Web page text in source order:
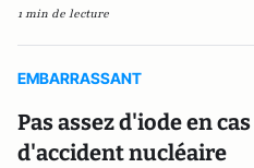
1 min de lecture
EMBARRASSANT
Pas assez d'iode en cas
d'accident nucléaire